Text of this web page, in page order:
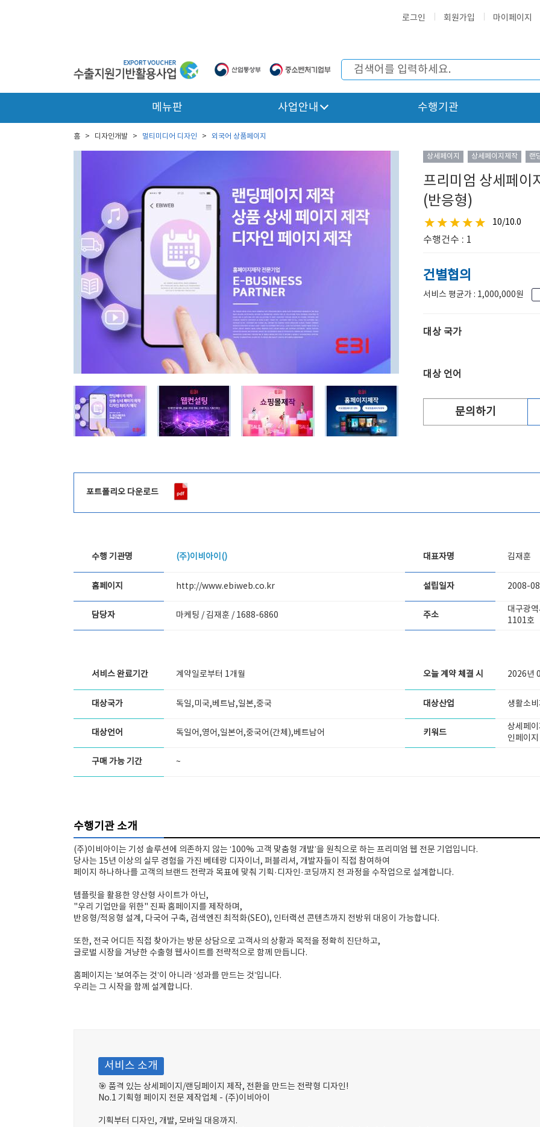
로그인 회원가입 마이페이지
메뉴판 사업안내 수행기관
홈 > 디자인개발 > 멀티미디어 디자인 > 외국어 상품페이지
상세페이지 상세페이지제작 랜
프리미엄 상세페이
(반응형)
10/10.0
수행건수 : 1
건별협의
서비스 평균가 : 1,000,000원
대상 국가
대상 언어
문의하기
포트폴리오 다운로드
수행 기관명 (주)이비아이() 대표자명 김재훈
홈페이지 http://www.ebiweb.co.kr 설립일자 2008-
담당자 마케팅 / 김재훈 / 1688-6860 주소
대구광
1101호
서비스 완료기간 계약일로부터 1개월 오늘 계약 체결 시 2026년
대상국가 독일,미국,베트남,일본,중국 대상산업 생활소
대상언어 독일어,영어,일본어,중국어(간체),베트남어 키워드
상세페
인페이지
구매 가능 기간 ~
수행기관 소개
(주)이비아이는 기성 솔루션에 의존하지 않는 ‘100% 고객 맞춤형 개발’을 원칙으로 하는 프리미엄 웹 전문 기업입니다.
당사는 15년 이상의 실무 경험을 가진 베테랑 디자이너, 퍼블리셔, 개발자들이 직접 참여하여
페이지 하나하나를 고객의 브랜드 전략과 목표에 맞춰 기획·디자인·코딩까지 전 과정을 수작업으로 설계합니다.
템플릿을 활용한 양산형 사이트가 아닌,
"우리 기업만을 위한" 진짜 홈페이지를 제작하며,
반응형/적응형 설계, 다국어 구축, 검색엔진 최적화(SEO), 인터랙션 콘텐츠까지 전방위 대응이 가능합니다.
또한, 전국 어디든 직접 찾아가는 방문 상담으로 고객사의 상황과 목적을 정확히 진단하고,
글로벌 시장을 겨냥한 수출형 웹사이트를 전략적으로 함께 만듭니다.
홈페이지는 ‘보여주는 것’이 아니라 ‘성과를 만드는 것’입니다.
우리는 그 시작을 함께 설계합니다.
서비스 소개
🎯 품격 있는 상세페이지/랜딩페이지 제작, 전환을 만드는 전략형 디자인!
No.1 기획형 페이지 전문 제작업체 - (주)이비아이
기획부터 디자인, 개발, 모바일 대응까지.